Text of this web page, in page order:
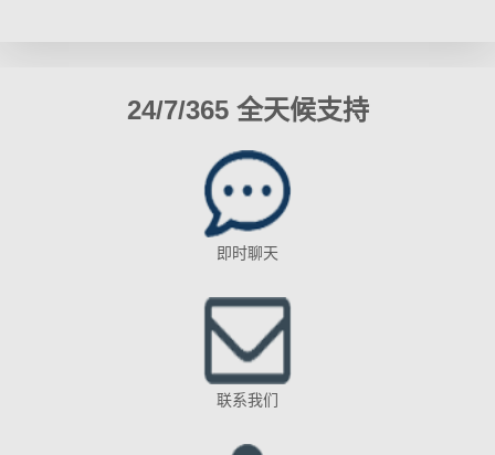
24/7/365 全天候支持
即时聊天
联系我们